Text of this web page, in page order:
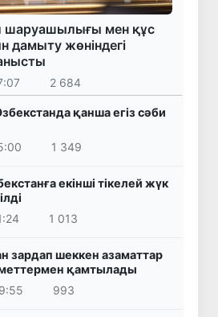
шаруашылығы мен құс
жөніндегі
2 684
қанша егіз сәби
1 349
екінші тікелей жүк
1 013
зардап шеккен азаматтар
қамтылады
993